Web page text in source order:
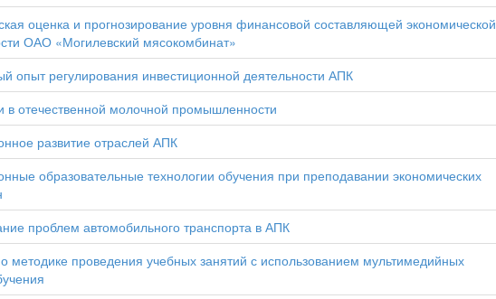
оценка и прогнозирование уровня финансовой составляющей экономической
ОАО «Могилевский мясокомбинат»
опыт регулирования инвестиционной деятельности АПК
в отечественной молочной промышленности
развитие отраслей АПК
образовательные технологии обучения при преподавании экономических
проблем автомобильного транспорта в АПК
методике проведения учебных занятий с использованием мультимедийных